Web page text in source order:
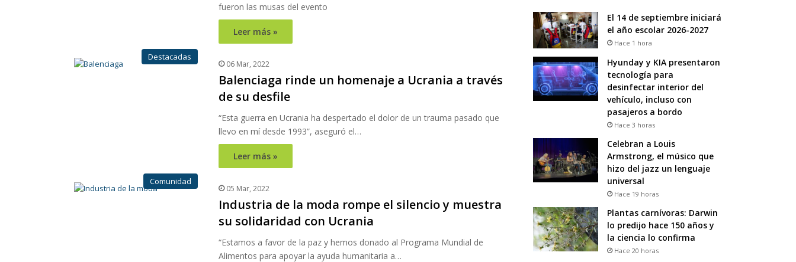
fueron las musas del evento
Leer más »
Destacadas
06 Mar, 2022
Balenciaga rinde un homenaje a Ucrania a través
de su desfile
“Esta guerra en Ucrania ha despertado el dolor de un trauma pasado que
llevo en mí desde 1993”, aseguró el…
Leer más »
Comunidad
05 Mar, 2022
Industria de la moda rompe el silencio y muestra
su solidaridad con Ucrania
“Estamos a favor de la paz y hemos donado al Programa Mundial de
Alimentos para apoyar la ayuda humanitaria a…
El 14 de septiembre iniciará
el año escolar 2026-2027
Hace 1 hora
Hyunday y KIA presentaron
tecnología para
desinfectar interior del
vehículo, incluso con
pasajeros a bordo
Hace 3 horas
Celebran a Louis
Armstrong, el músico que
hizo del jazz un lenguaje
universal
Hace 19 horas
Plantas carnívoras: Darwin
lo predijo hace 150 años y
la ciencia lo confirma
Hace 20 horas